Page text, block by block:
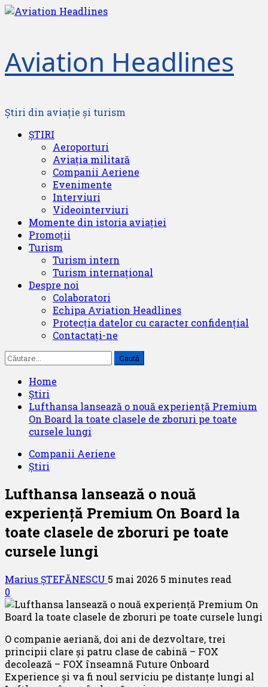
Skip
Aviation Headlines
Știri din aviație și turism
Primary
ȘTIRI
Aeroporturi
Aviația militară
Companii Aeriene
Evenimente
Interviuri
Videointerviuri
Momente din istoria aviației
Promoții
Turism
Turism intern
Turism internațional
Despre noi
Colaboratori
Echipa Aviation Headlines
Protecția datelor cu caracter confidențial
Contactați-ne
Caută
după:
Home
Știri
Lufthansa lansează o nouă experiență Premium
On Board la toate clasele de zboruri pe toate
cursele lungi
Companii Aeriene
Știri
Lufthansa lansează o nouă
experiență Premium On Board la
toate clasele de zboruri pe toate
cursele lungi
Marius ȘTEFĂNESCU 5 mai 2026 5 minutes read
0
O companie aeriană, doi ani de dezvoltare, trei
principii clare și patru clase de cabină – FOX
decolează – FOX înseamnă Future Onboard
Experience și va fi noul serviciu pe distanțe lungi al